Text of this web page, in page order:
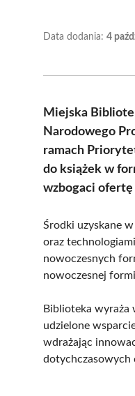
Data dodania: 4
Miejska
Narodowego
ramach
do książek w
wzbogaci
Środki uzyskane
oraz
nowoczesnych
nowoczesnej
Biblioteka
udzielone
wdrażając
dotychczasowych